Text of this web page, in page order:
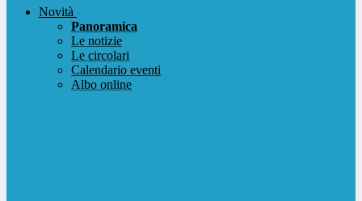
Novità
Panoramica
Le notizie
Le circolari
Calendario eventi
Albo online